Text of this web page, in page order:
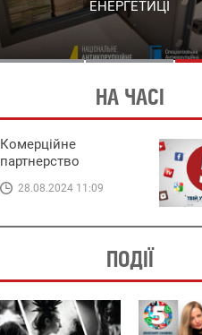
СХЕМИ В ЕНЕРГЕТИЦІ
ЕНЕРГЕТИЦІ
НА ЧАСІ
Комерційне
партнерство
28.08.2024 11:09
ПОДІЇ